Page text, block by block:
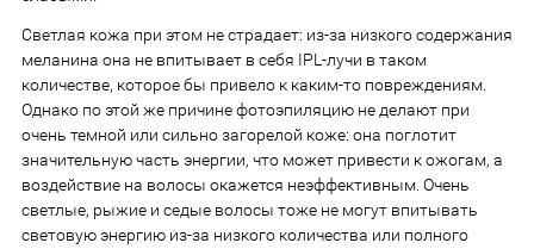
Светлая кожа при этом не страдает: из-за низкого содержания
меланина она не впитывает в себя IPL-лучи в таком
количестве, которое бы привело к каким-то повреждениям.
Однако по этой же причине фотоэпиляцию не делают при
очень темной или сильно загорелой коже: она поглотит
значительную часть энергии, что может привести к ожогам, а
воздействие на волосы окажется неэффективным. Очень
светлые, рыжие и седые волосы тоже не могут впитывать
световую энергию из-за низкого количества или полного